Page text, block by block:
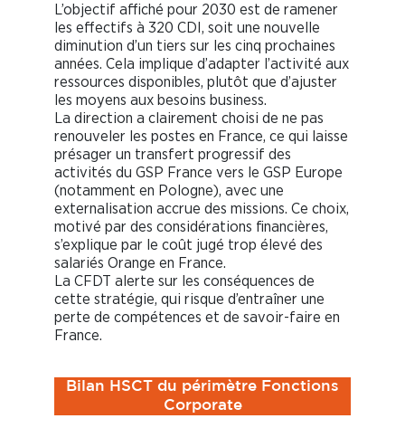
L’objectif affiché pour 2030 est de ramener
les effectifs à 320 CDI, soit une nouvelle
diminution d’un tiers sur les cinq prochaines
années. Cela implique d’adapter l’activité aux
ressources disponibles, plutôt que d’ajuster
les moyens aux besoins business.
La direction a clairement choisi de ne pas
renouveler les postes en France, ce qui laisse
présager un transfert progressif des
activités du GSP France vers le GSP Europe
(notamment en Pologne), avec une
externalisation accrue des missions. Ce choix,
motivé par des considérations financières,
s’explique par le coût jugé trop élevé des
salariés Orange en France.
La CFDT alerte sur les conséquences de
cette stratégie, qui risque d’entraîner une
perte de compétences et de savoir-faire en
France.
Bilan HSCT du périmètre Fonctions
Corporate